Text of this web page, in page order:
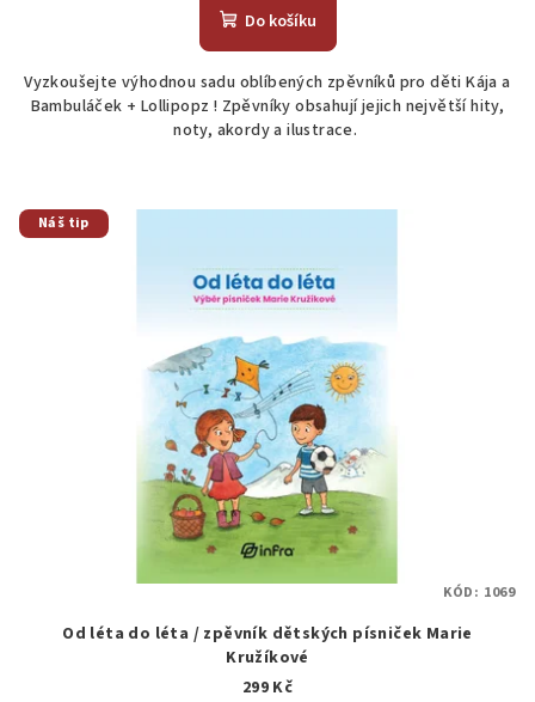
produktu
z
5
hvězdiček.
Do košíku
Vyzkoušejte výhodnou sadu oblíbených zpěvníků pro děti Kája a
Bambuláček + Lollipopz ! Zpěvníky obsahují jejich největší hity,
noty, akordy a ilustrace.
Náš tip
Od léta do léta / zpěvník dětských písniček Marie
Kružíkové
299 Kč
KÓD: 1069